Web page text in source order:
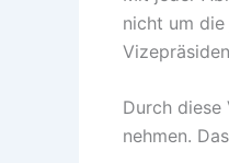
nicht um
Durch
nehmen.